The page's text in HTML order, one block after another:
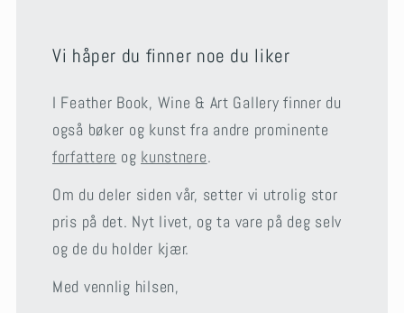
Vi håper du finner noe du liker
I Feather Book, Wine & Art Gallery finner du
også bøker og kunst fra andre prominente
forfattere og kunstnere.
Om du deler siden vår, setter vi utrolig stor
pris på det. Nyt livet, og ta vare på deg selv
og de du holder kjær.
Med vennlig hilsen,